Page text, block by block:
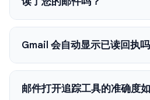
Gmail 会自动显示已读回执吗
邮件打开追踪工具的准确度